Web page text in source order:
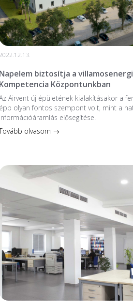
2022.12.13.
Napelem biztosítja a
Kompetencia Központunkban
Airvent új épületének kialakításakor a
épp olyan fontos szempont volt, mint a
információáramlás elősegítése.
olvasom →